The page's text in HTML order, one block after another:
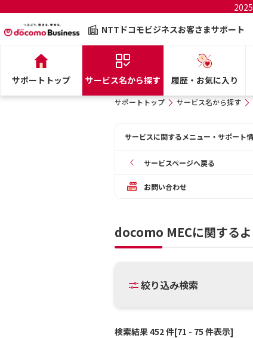
NTTドコモビジネスお客さまサポート
サポートトップ サービス名から探す 履歴・お気に入り
サポートトップ サービス名から探す
サービスに関するメニュー・サポート
サービスページへ戻る
お問い合わせ
docomo MECに関する
絞り込み検索
検索結果 452 件[71 - 75 件表示]